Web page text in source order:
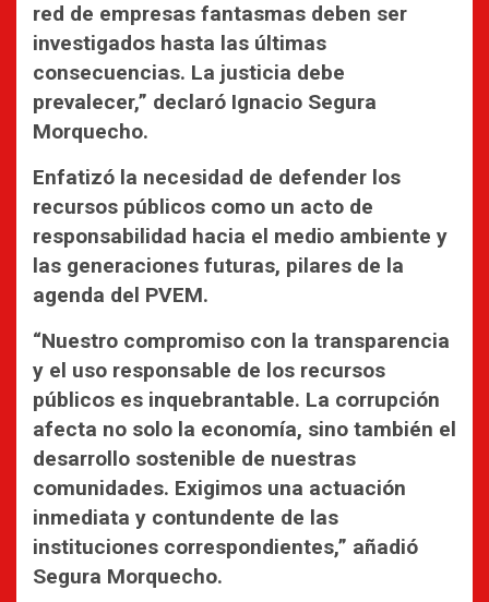
red de empresas fantasmas deben ser
investigados hasta las últimas
consecuencias. La justicia debe
prevalecer,” declaró Ignacio Segura
Morquecho.
Enfatizó la necesidad de defender los
recursos públicos como un acto de
responsabilidad hacia el medio ambiente y
las generaciones futuras, pilares de la
agenda del PVEM.
“Nuestro compromiso con la transparencia
y el uso responsable de los recursos
públicos es inquebrantable. La corrupción
afecta no solo la economía, sino también el
desarrollo sostenible de nuestras
comunidades. Exigimos una actuación
inmediata y contundente de las
instituciones correspondientes,” añadió
Segura Morquecho.